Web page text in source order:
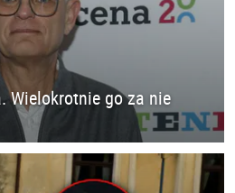
Wielokrotnie go za nie